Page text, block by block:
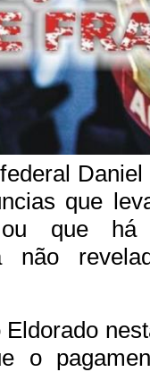
que
que
não
o